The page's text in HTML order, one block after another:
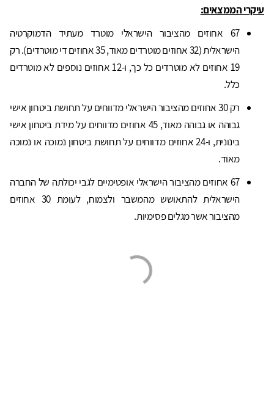
עיקרי הממצאים:
67 אחוזים מהציבור הישראלי מוטרד מעתיד הדמוקרטיה
הישראלית (32 אחוזים מוטרדים מאוד, 35 אחוזים די מוטרדים). רק
19 אחוזים לא מוטרדים כל כך, ו-12 אחוזים נוספים לא מוטרדים
כלל.
רק 30 אחוזים מהציבור הישראלי מדווחים על תחושת ביטחון אישי
גבוהה או גבוהה מאוד, 45 אחוזים מדווחים על מידת ביטחון אישי
בינונית, ו-24 אחוזים מדווחים על תחושת ביטחון נמוכה או נמוכה
מאוד.
67 אחוזים מהציבור הישראלי אופטימיים לגבי יכולתה של החברה
הישראלית להתאושש מהמשבר ולצמוח, לעומת 30 אחוזים
מהציבור אשר מגלים פסימיות.